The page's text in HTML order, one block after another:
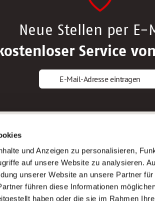
und Anzeigen zu personalisieren,
auf unsere Website zu analysieren.
unserer Website an unsere Partner
führen diese Informationen
haben oder die sie im Rahmen
Neue Stellen per E-
Service
E-Mail-Adresse eintragen
AWO
Sitemap
Impressum
Datenschutz